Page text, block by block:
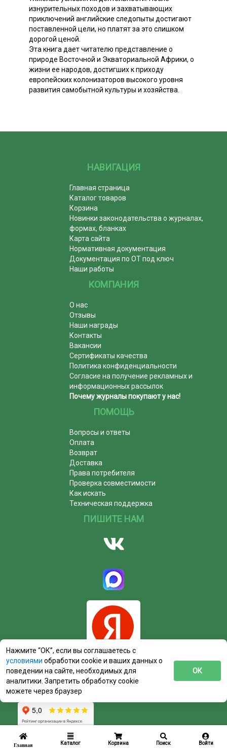
Главная Каталог Корзина Поиск Войти
изнурительных походов и захватывающих
приключений английские следопыты достигают
поставленной цели, но платят за это слишком
дорогой ценой.
Эта книга дает читателю представление о
природе Восточной и Экваториальной Африки, о
жизни ее народов, достигших к приходу
европейских колонизаторов высокого уровня
развития самобытной культуры и хозяйства.
НАВИГАЦИЯ
Главная страница
Каталог товаров
Корзина
Новинки законодательства о журналах,
формах, бланках
Карта сайта
Нормативная документация
Документация по ОТ под ключ
Наши работы
КОМПАНИЯ
О нас
Отзывы
Наши награды
Контакты
Вакансии
Сертификаты качества
Политика конфиденциальности
Согласие на получение рекламных и
информационных рассылок
Почему журналы покупают у нас!
ПОМОЩЬ
Вопросы и ответы
Оплата
Возврат
Доставка
Права потребителя
Проверка совместимости
Как искать
Техническая поддержка
ПИШИТЕ НАМ
Нажмите “ОК”, если вы соглашаетесь с
условиями обработки cookie и ваших данных о
поведении на сайте, необходимых для
аналитики. Запретить обработку cookie
можете через браузер
ОК